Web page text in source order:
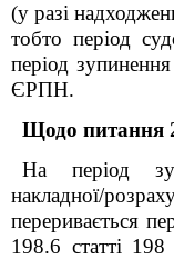
(у разі
тобто період
період зупинення
ЄРПН.
Щодо питання
На період
накладної/
переривається
198.6 статті